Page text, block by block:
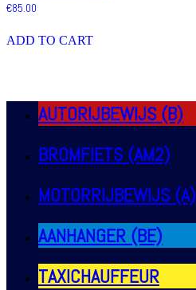
€85.00
ADD TO CART
AUTORIJBEWIJS (B)
BROMFIETS (AM2)
MOTORRIJBEWIJS (A)
AANHANGER (BE)
TAXICHAUFFEUR